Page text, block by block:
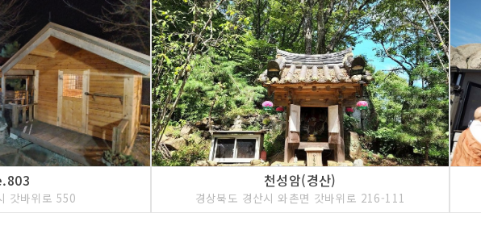
갓바위로 550
천성암(경산)
경상북도 경산시 와촌면 갓바위로 216-111